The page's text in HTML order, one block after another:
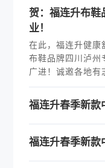
贺：福连升布
业！
在此，福连升健康
布鞋品牌四川泸州
广进！诚邀各地有
福连升春季新款
福连升春季新